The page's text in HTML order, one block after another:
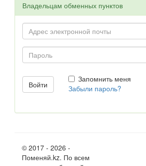
Владельцам обменных пунктов
Запомнить меня
Забыли пароль?
© 2017 - 2026 -
Поменяй.kz. По всем